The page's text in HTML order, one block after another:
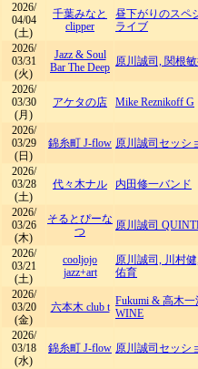
2026/
04/04
(土)
千葉みなと
clipper
昼下がりのスペ
ライブ
2026/
03/31
(火)
Jazz & Soul
Bar The Deep 原川誠司, 関根
2026/
03/30
(月)
アケタの店 Mike Reznikoff G
2026/
03/29
(日)
錦糸町 J-flow 原川誠司セッシ
2026/
03/28
(土)
代々木ナル 内田修一バンド
2026/
03/26
(木)
そるとぴーな
つ
原川誠司
2026/
03/21
(土)
cooljojo
jazz+art
原川誠司, 川村
佑育
2026/
03/20
(金)
六本木 club t Fukumi & 高木一
WINE
2026/
03/18
(水)
錦糸町 J-flow 原川誠司セッシ